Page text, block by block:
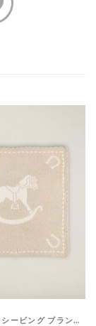
スカラップ レシービング ブランケット コージーシック